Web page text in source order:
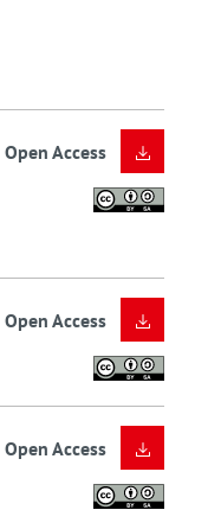
Open Access
Open Access
Open Access